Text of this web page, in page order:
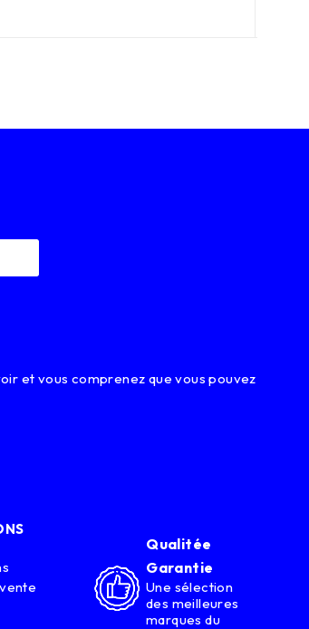
et vous comprenez que vous pouvez
Qualitée
Garantie
Une sélection
des meilleures
marques du